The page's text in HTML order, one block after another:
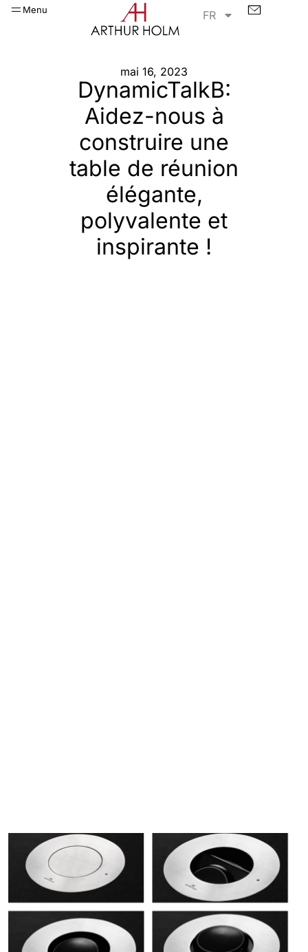
Menu FR
mai 16, 2023
DynamicTalkB:
Aidez-nous à
construire une
table de réunion
élégante,
polyvalente et
inspirante !